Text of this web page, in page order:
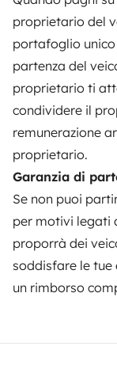
proprietario del
portafoglio
partenza del
proprietario ti
condividere il
remunerazione
proprietario.
Garanzia di
Se non puoi
per motivi legati
proporrà dei
soddisfare le tue
un rimborso
Assicurazione
Assistenza
Aiuto
Metodi di
l'App